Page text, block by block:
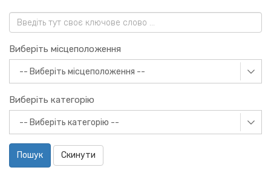
Виберіть місцеположення
Виберіть категорію
Пошук Скинути